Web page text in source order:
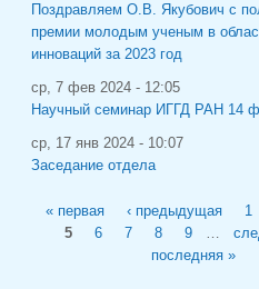
Поздравляем О.В. Якубович с
премии молодым ученым в
инноваций за 2023 год
ср, 7 фев 2024 - 12:05
Научный семинар ИГГД РАН 14
ср, 17 янв 2024 - 10:07
Заседание отдела
« первая ‹ предыдущая 1
5
6 7 8 9
последняя »